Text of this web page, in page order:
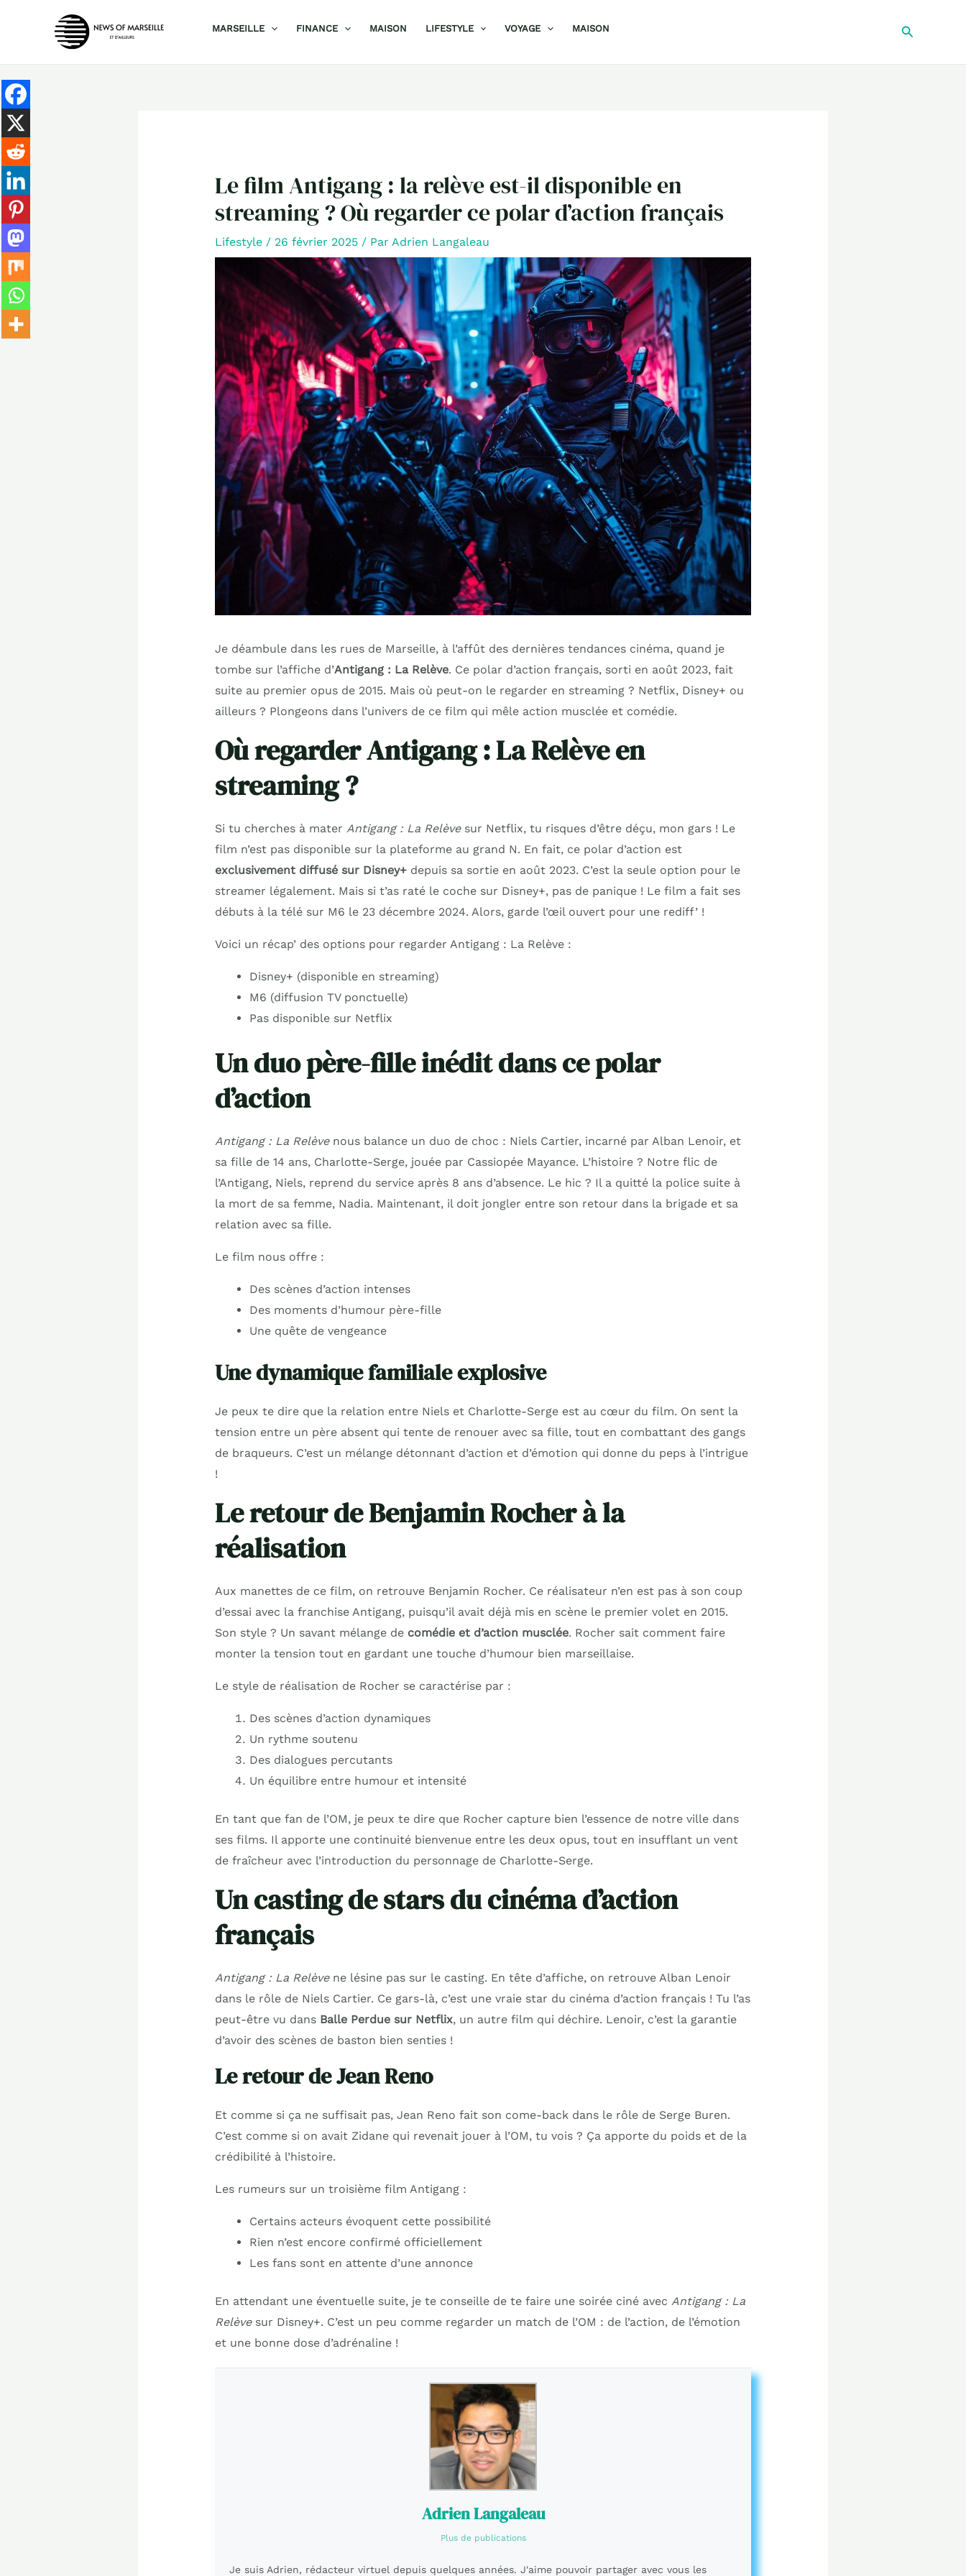
MARSEILLE FINANCE MAISON LIFESTYLE VOYAGE MAISON
Le film Antigang : la relève est-il disponible en
streaming ? Où regarder ce polar d’action français
Lifestyle/ 26 février 2025 / Par Adrien Langaleau
Je déambule dans les rues de Marseille, à l’affût des dernières tendances cinéma, quand je
tombe sur l’affiche d’Antigang : La Relève. Ce polar d’action français, sorti en août 2023, fait
suite au premier opus de 2015. Mais où peut-on le regarder en streaming ? Netflix, Disney+ ou
ailleurs ? Plongeons dans l’univers de ce film qui mêle action musclée et comédie.
Où regarder Antigang : La Relève en
streaming ?
Si tu cherches à mater Antigang : La Relèvesur Netflix, tu risques d’être déçu, mon gars ! Le
film n’est pas disponible sur la plateforme au grand N. En fait, ce polar d’action est
exclusivement diffusé sur Disney+depuis sa sortie en août 2023. C’est la seule option pour le
streamer légalement. Mais si t’as raté le coche sur Disney+, pas de panique ! Le film a fait ses
débuts à la télé sur M6 le 23 décembre 2024. Alors, garde l’œil ouvert pour une rediff’ !
Voici un récap’ des options pour regarder Antigang : La Relève :
Disney+ (disponible en streaming)
M6 (diffusion TV ponctuelle)
Pas disponible sur Netflix
Un duo père-fille inédit dans ce polar
d’action
Antigang : La Relèvenous balance un duo de choc : Niels Cartier, incarné par Alban Lenoir, et
sa fille de 14 ans, Charlotte-Serge, jouée par Cassiopée Mayance. L’histoire ? Notre flic de
l’Antigang, Niels, reprend du service après 8 ans d’absence. Le hic ? Il a quitté la police suite à
la mort de sa femme, Nadia. Maintenant, il doit jongler entre son retour dans la brigade et sa
relation avec sa fille.
Le film nous offre :
Des scènes d’action intenses
Des moments d’humour père-fille
Une quête de vengeance
Une dynamique familiale explosive
Je peux te dire que la relation entre Niels et Charlotte-Serge est au cœur du film. On sent la
tension entre un père absent qui tente de renouer avec sa fille, tout en combattant des gangs
de braqueurs. C’est un mélange détonnant d’action et d’émotion qui donne du peps à l’intrigue
!
Le retour de Benjamin Rocher à la
réalisation
Aux manettes de ce film, on retrouve Benjamin Rocher. Ce réalisateur n’en est pas à son coup
d’essai avec la franchise Antigang, puisqu’il avait déjà mis en scène le premier volet en 2015.
Son style ? Un savant mélange de comédie et d’action musclée. Rocher sait comment faire
monter la tension tout en gardant une touche d’humour bien marseillaise.
Le style de réalisation de Rocher se caractérise par :
Des scènes d’action dynamiques
Un rythme soutenu
Des dialogues percutants
Un équilibre entre humour et intensité
En tant que fan de l’OM, je peux te dire que Rocher capture bien l’essence de notre ville dans
ses films. Il apporte une continuité bienvenue entre les deux opus, tout en insufflant un vent
de fraîcheur avec l’introduction du personnage de Charlotte-Serge.
Un casting de stars du cinéma d’action
français
Antigang : La Relèvene lésine pas sur le casting. En tête d’affiche, on retrouve Alban Lenoir
dans le rôle de Niels Cartier. Ce gars-là, c’est une vraie star du cinéma d’action français ! Tu l’as
peut-être vu dans Balle Perdue sur Netflix, un autre film qui déchire. Lenoir, c’est la garantie
d’avoir des scènes de baston bien senties !
Le retour de Jean Reno
Et comme si ça ne suffisait pas, Jean Reno fait son come-back dans le rôle de Serge Buren.
C’est comme si on avait Zidane qui revenait jouer à l’OM, tu vois ? Ça apporte du poids et de la
crédibilité à l’histoire.
Les rumeurs sur un troisième film Antigang :
Certains acteurs évoquent cette possibilité
Rien n’est encore confirmé officiellement
Les fans sont en attente d’une annonce
En attendant une éventuelle suite, je te conseille de te faire une soirée ciné avec Antigang : La
Relèvesur Disney+. C’est un peu comme regarder un match de l’OM : de l’action, de l’émotion
et une bonne dose d’adrénaline !
Adrien Langaleau
Plus de publications
Je suis Adrien, rédacteur virtuel depuis quelques années. J'aime pouvoir partager avec vous les